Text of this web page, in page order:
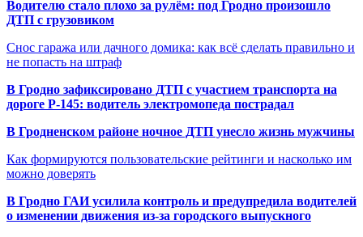
Водителю стало плохо за рулём: под Гродно произошло
ДТП с грузовиком
Снос гаража или дачного домика: как всё сделать правильно и
не попасть на штраф
В Гродно зафиксировано ДТП с участием транспорта на
дороге Р-145: водитель электромопеда пострадал
В Гродненском районе ночное ДТП унесло жизнь мужчины
Как формируются пользовательские рейтинги и насколько им
можно доверять
В Гродно ГАИ усилила контроль и предупредила водителей
о изменении движения из-за городского выпускного